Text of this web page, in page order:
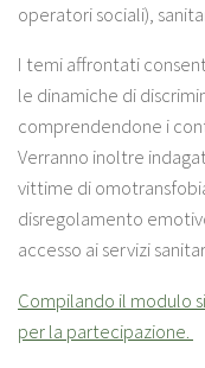
operatori sociali),
I temi affrontati
le dinamiche di
comprendendone i
Verranno inoltre
vittime di
disregolamento
accesso ai servizi
Compilando il modulo
per la partecipazione.